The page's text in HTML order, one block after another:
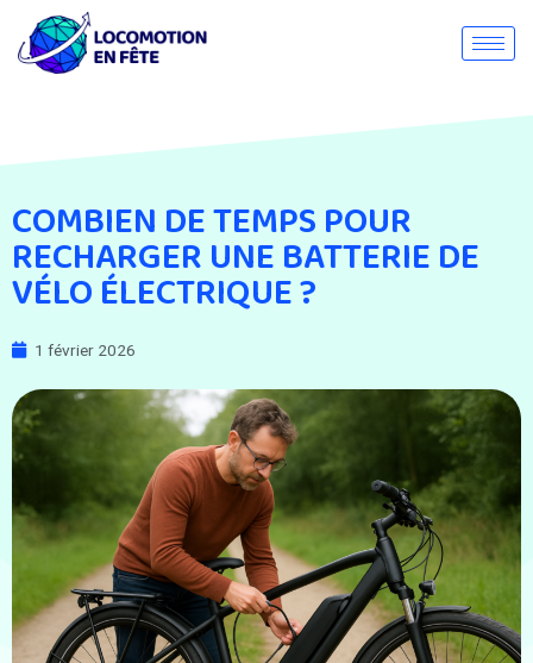
COMBIEN DE TEMPS POUR
RECHARGER UNE BATTERIE DE
VÉLO ÉLECTRIQUE ?
1 février 2026